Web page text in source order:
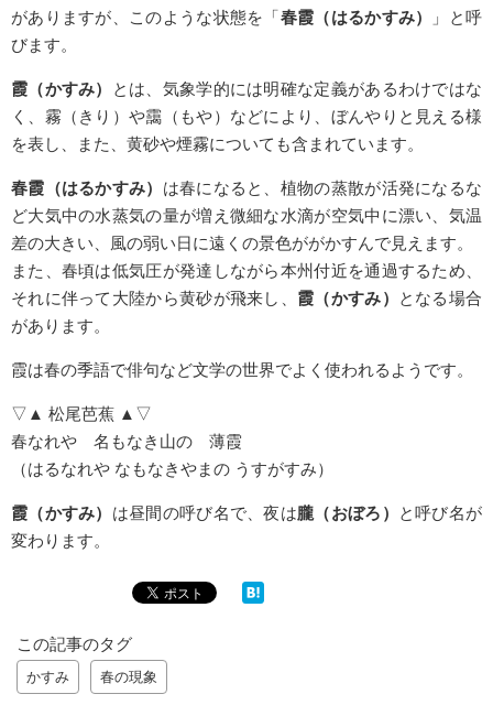
がありますが、このような状態を「春霞（はるかすみ）
」と呼
びます。
霞（かすみ）
とは、気象学的には明確な定義があるわけではな
く、霧（きり）や靄（もや）などにより、ぼんやりと見える様
を表し、また、黄砂や煙霧についても含まれています。
春霞（はるかすみ） は春になると、植物の蒸散が活発になるな
ど大気中の水蒸気の量が増え微細な水滴が空気中に漂い、気温
差の大きい、風の弱い日に遠くの景色ががかすんで見えます。
また、春頃は低気圧が発達しながら本州付近を通過するため、
それに伴って大陸から黄砂が飛来し、 霞（かすみ）
となる場合
があります。
霞は春の季語で俳句など文学の世界でよく使われるようです。
▽▲ 松尾芭蕉 ▲▽
春なれや 名もなき山の 薄霞
（はるなれや なもなきやまの うすがすみ）
霞（かすみ） は昼間の呼び名で、夜は朧（おぼろ）
と呼び名が
変わります。
この記事のタグ
かすみ 春の現象